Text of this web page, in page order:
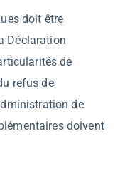
doit être
Déclaration
de
refus de
de
doivent